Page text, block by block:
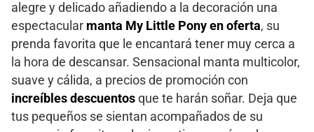
alegre y delicado añadiendo a la decoración una
espectacular manta My Little Pony en oferta, su
prenda favorita que le encantará tener muy cerca a
la hora de descansar. Sensacional manta multicolor,
suave y cálida, a precios de promoción con
increíbles descuentos que te harán soñar. Deja que
tus pequeños se sientan acompañados de su